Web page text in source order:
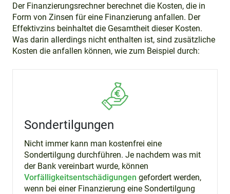
Der Finanzierungsrechner berechnet die Kosten, die in
Form von Zinsen für eine Finanzierung anfallen. Der
Effektivzins beinhaltet die Gesamtheit dieser Kosten.
Was darin allerdings nicht enthalten ist, sind zusätzliche
Kosten die anfallen können, wie zum Beispiel durch:
Sondertilgungen
Nicht immer kann man kostenfrei eine
Sondertilgung durchführen. Je nachdem was mit
der Bank vereinbart wurde, können
Vorfälligkeitsentschädigungen gefordert werden,
wenn bei einer Finanzierung eine Sondertilgung